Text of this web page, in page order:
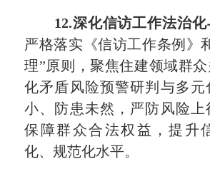
12.深化信访工作法治化
严格落实《信访工作条例》
理”原则，聚焦住建领域群
化矛盾风险预警研判与多元
小、防患未然，严防风险上
保障群众合法权益，提升
化、规范化水平。